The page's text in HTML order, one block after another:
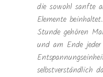
die sowohl sanfte
Elemente
Stunde gehören
und am Ende
selbstverständlich